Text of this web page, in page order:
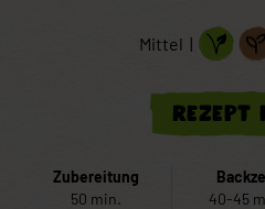
Mittel |
Rezept
Zubereitung
50 min.
40-45